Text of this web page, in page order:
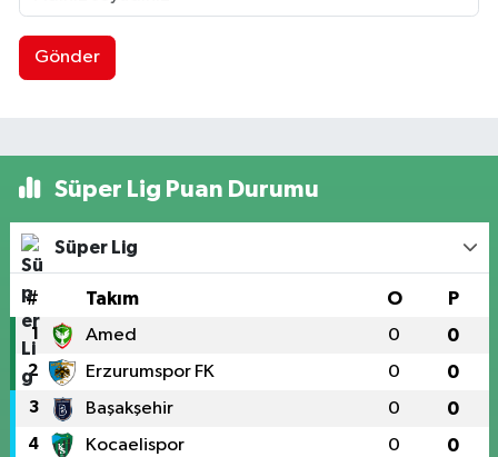
Gönder
Süper Lig Puan Durumu
Süper Lig
# Takım O P
1 Amed 0 0
2 Erzurumspor FK 0 0
3 Başakşehir 0 0
4 Kocaelispor 0 0